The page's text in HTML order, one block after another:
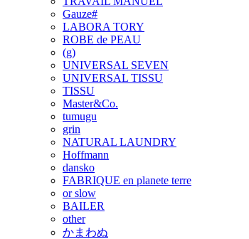
Gauze#
LABORA TORY
ROBE de PEAU
(g)
UNIVERSAL SEVEN
UNIVERSAL TISSU
TISSU
Master&Co.
tumugu
grin
NATURAL LAUNDRY
Hoffmann
dansko
FABRIQUE en planete terre
or slow
BAILER
other
かまわぬ